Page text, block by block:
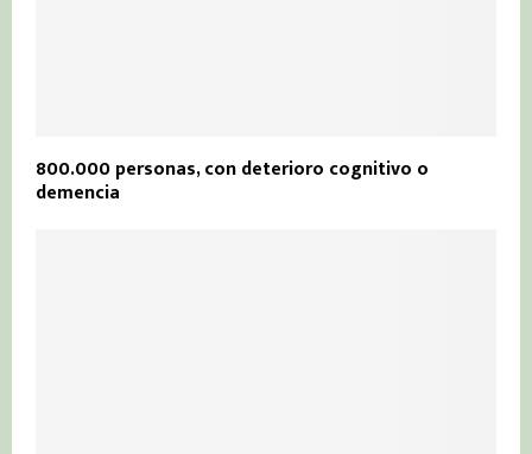
800.000 personas, con deterioro cognitivo o
demencia